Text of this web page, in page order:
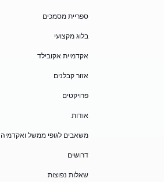
ספריית מסמכים
בלוג מקצועי
אקדמיית אקובילד
אזור קבלנים
פרויקטים
אודות
משאבים לגופי ממשל ואקדמיה
דרושים
שאלות נפוצות